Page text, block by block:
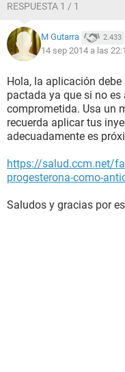
RESPUESTA 1 / 1
M Gutarra 2.433
14 sep 2014 a las
Hola, la aplicación
pactada ya que si no
comprometida. Usa un
recuerda aplicar tus
adecuadamente es
https://salud.ccm.net/
progesterona-como-
Saludos y gracias por